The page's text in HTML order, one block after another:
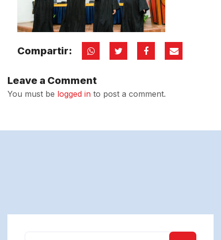
Compartir:
Leave a Comment
You must be logged in to post a comment.